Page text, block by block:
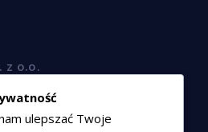
z o.o.
74/320,
ulepszać Twoje